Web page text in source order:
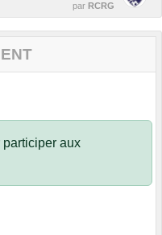
par RCRG
aux